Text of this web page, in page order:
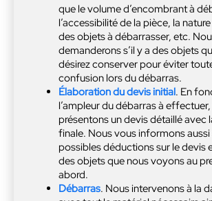
que le volume d’encombrant à
l’accessibilité de la pièce, la
des objets à débarrasser, etc.
demanderons s’il y a des objets
désirez conserver pour éviter
confusion lors du débarras.
Élaboration du devis initial. En
l’ampleur du débarras à
présentons un devis détaillé avec
finale. Nous vous informons aussi
possibles déductions sur le devis
des objets que nous voyons au
abord.
Débarras. Nous intervenons à la